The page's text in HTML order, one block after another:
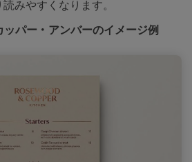
みやすくなります。
パー・アンバーのイメージ例